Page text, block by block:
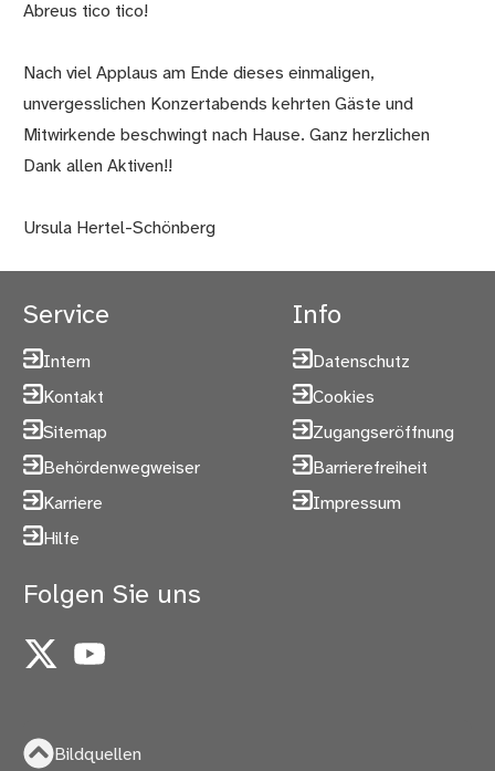
Abreus tico tico!
Nach viel Applaus am Ende dieses einmaligen,
unvergesslichen Konzertabends kehrten Gäste und
Mitwirkende beschwingt nach Hause. Ganz herzlichen
Dank allen Aktiven!!
Ursula Hertel-Schönberg
Service
Intern
Kontakt
Sitemap
Behördenwegweiser
Karriere
Hilfe
Info
Datenschutz
Cookies
Zugangseröffnung
Barrierefreiheit
Impressum
Folgen Sie uns
X YouTube
Bildquellen